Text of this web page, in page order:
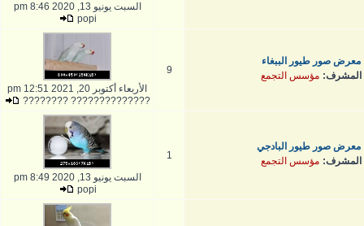
السبت يونيو 13, 2020 8:46 pm
popi
معرض صور طيور الببغاء
المشرف: مؤسس التجمع
9
الأربعاء أكتوبر 20, 2021 12:51 pm
?????????????? ????????
معرض صور طيور البادجي
المشرف: مؤسس التجمع
1
السبت يونيو 13, 2020 8:49 pm
popi